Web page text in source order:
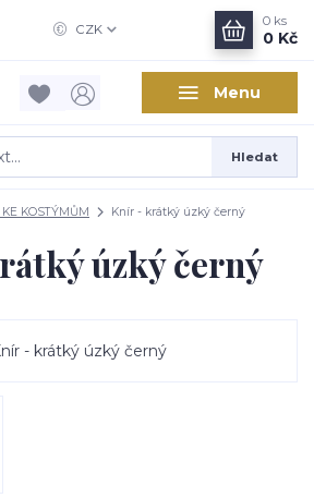
Menu
CZK
Hledat
0 ks
0 Kč
KOSTÝMŮM Knír - krátký úzký černý
úzký černý